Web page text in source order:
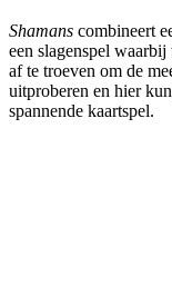
Shamans combineert
een slagenspel
af te troeven om de
uitproberen en hier
spannende kaartspel.